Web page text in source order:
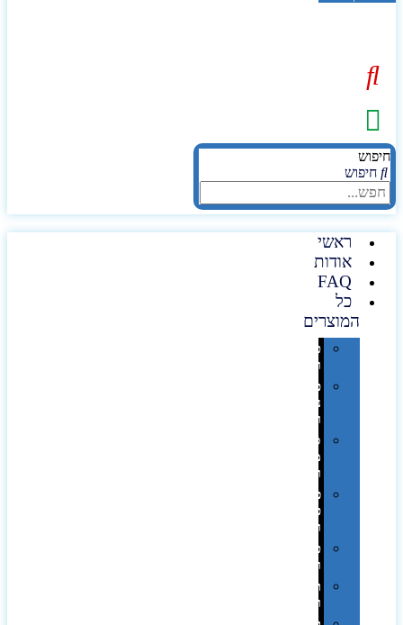
חיפוש
ראשי
אודות
FAQ
כל
המוצרים
טכנולוגיה
וגאדג'טים
פנאי,
נופש
ונסיעות
סביבת
משרד
ופרימיום
כלים,
פנסים
ורכב
טקסטיל
וחורף
תיקים
ומזוודות